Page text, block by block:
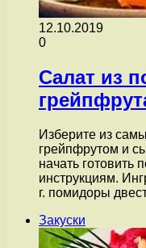
12.10.2019
0
Салат из
Изберите из
грейпфрутом и
начать готовить
инструкциям.
г. помидоры
Закуски